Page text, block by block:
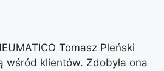
Tomasz Pleński
wśród klientów. Zdobyła ona